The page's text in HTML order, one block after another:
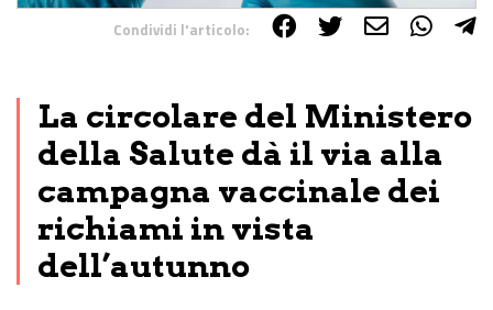
Condividi l'articolo:
La circolare del Ministero
della Salute dà il via alla
campagna vaccinale dei
richiami in vista
dell’autunno